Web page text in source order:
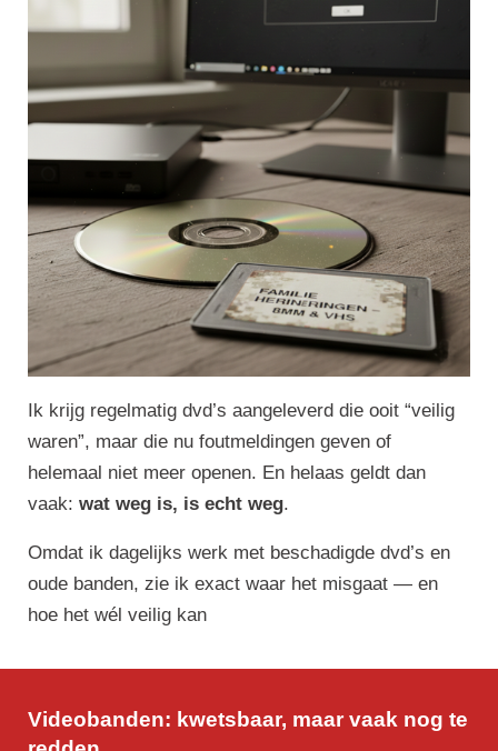
Ik krijg regelmatig dvd’s aangeleverd die ooit “veilig
waren”, maar die nu foutmeldingen geven of
helemaal niet meer openen. En helaas geldt dan
vaak: wat weg is, is echt weg.
Omdat ik dagelijks werk met beschadigde dvd’s en
oude banden, zie ik exact waar het misgaat — en
hoe het wél veilig kan
Videobanden: kwetsbaar, maar vaak nog te